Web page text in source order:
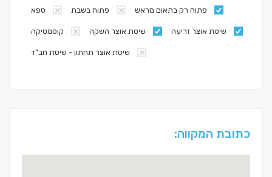
ספא פתוח בשבת פתוח רק בתאום מראש
קוסמטיקה שיטת אוצר השקה שיטת אוצר זריעה
שיטת אוצר תחתון - שיטת חב"ד
כתובת המקווה: